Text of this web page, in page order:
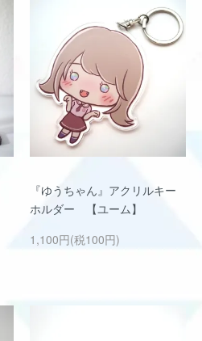
『ゆうちゃん』アクリルキー
ホルダー 【ユーム】
1,100円(税100円)